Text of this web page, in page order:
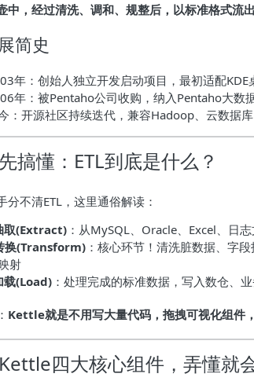
中，经过清洗、调和、规整后，以标准格式流
简史
年：创始人独立开发启动项目，最初适配KDE
年：被Pentaho公司收购，纳入Pentaho大数
：开源社区持续迭代，兼容Hadoop、云数据
搞懂：ETL到底是什么？
分不清ETL，这里通俗解读：
取(Extract) ：从MySQL、Oracle、Excel、日
换(Transform) ：核心环节！清洗脏数据、字
射
载(Load) ：处理完成的标准数据，写入数仓、
Kettle就是不用写大量代码，拖拽可视化组件
四大核心组件，弄懂就